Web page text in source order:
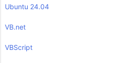
Ubuntu 24.04
VB.net
VBScript